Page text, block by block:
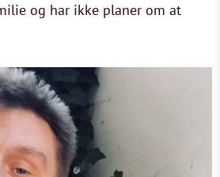
og har ikke planer om at